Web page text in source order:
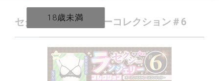
18歳未満
セクシーランジェリーコレクション＃6